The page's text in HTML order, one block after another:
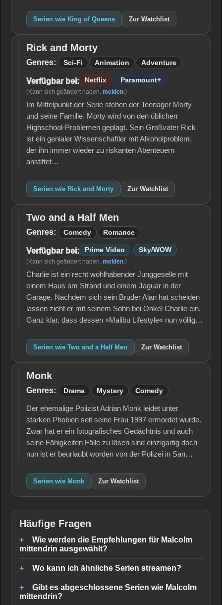
Serien wie King of Queens Zur Watchlist
Rick
and
Rick and Morty
Genres: Sci-Fi Animation Adventure
Verfügbar bei: Netflix Paramount+
(Kann sich geändert haben. melden.)
Im Mittelpunkt der Serie stehen der Teenager Morty
und seine Familie. Morty wird von den üblichen
Highschool-Problemen geplagt. Sein Großvater Rick
ist ein genialer Wissenschaftler mit Alkoholproblem,
der ihn immer wieder zu riskanten Abenteuern
anstiftet…
Serien wie Rick and Morty Zur Watchlist
Two
and
Half
Men
Two and a Half Men
Genres: Comedy Romance
Verfügbar bei: Prime Video Sky/WOW
(Kann sich geändert haben. melden.)
Charlie ist ein recht wohlhabender Junggeselle mit
einem Haus am Strand und einem Jaguar in der
Garage. Nachdem sich sein Bruder Alan hat scheiden
lassen zieht er mit seinem Sohn bei Onkel Charlie ein.
Ganz klar, dass dessen »Malibu Lifestyle« nun völlig…
Serien wie Two and a Half Men Zur Watchlist
Monk
Monk
Genres: Drama Mystery Comedy
Der ehemalige Polizist Adrian Monk leidet unter
starken Phobien seit seine Frau 1997 ermordet wurde.
Zwar hat er ein fotografisches Gedächtnis und auch
seine Fähigkeiten Fälle zu lösen sind einzigartig doch
nun ist er beurlaubt worden von der Polizei in San…
Serien wie Monk Zur Watchlist
Häufige Fragen
Wie werden die Empfehlungen für Malcolm
mittendrin ausgewählt?
Wo kann ich ähnliche Serien streamen?
Gibt es abgeschlossene Serien wie Malcolm
mittendrin?